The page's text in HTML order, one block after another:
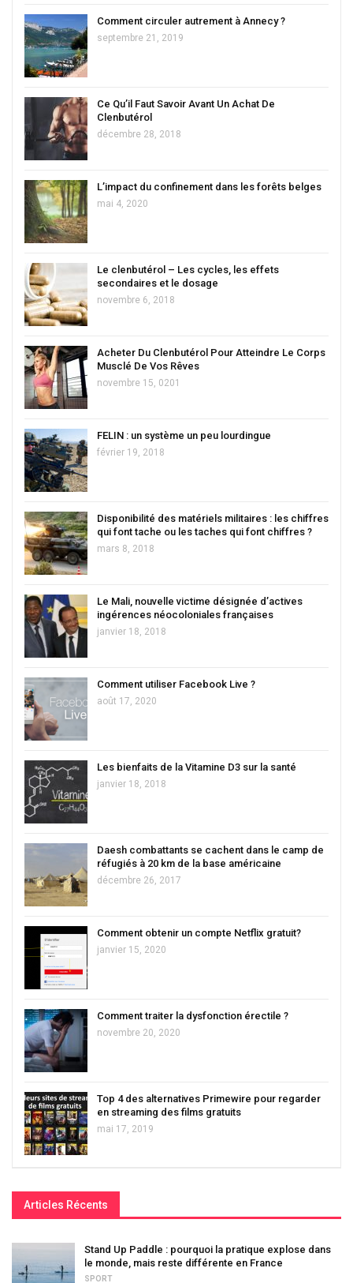
Comment circuler autrement à Annecy ?
septembre 21, 2019
Ce Qu’il Faut Savoir Avant Un Achat De
Clenbutérol
décembre 28, 2018
L’impact du confinement dans les forêts belges
mai 4, 2020
Le clenbutérol – Les cycles, les effets
secondaires et le dosage
novembre 6, 2018
Acheter Du Clenbutérol Pour Atteindre Le Corps
Musclé De Vos Rêves
novembre 15, 0201
FELIN : un système un peu lourdingue
février 19, 2018
Disponibilité des matériels militaires : les chiffres
qui font tache ou les taches qui font chiffres ?
mars 8, 2018
Le Mali, nouvelle victime désignée d’actives
ingérences néocoloniales françaises
janvier 18, 2018
Comment utiliser Facebook Live ?
août 17, 2020
Les bienfaits de la Vitamine D3 sur la santé
janvier 18, 2018
Daesh combattants se cachent dans le camp de
réfugiés à 20 km de la base américaine
décembre 26, 2017
Comment obtenir un compte Netflix gratuit?
janvier 15, 2020
Comment traiter la dysfonction érectile ?
novembre 20, 2020
Top 4 des alternatives Primewire pour regarder
en streaming des films gratuits
mai 17, 2019
Articles Récents
Stand Up Paddle : pourquoi la pratique explose dans
le monde, mais reste différente en France
SPORT